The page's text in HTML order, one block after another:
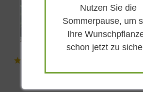
Lieferbar
Nutzen Sie die
Sommerpause, um
Ihre
schon jetzt zu